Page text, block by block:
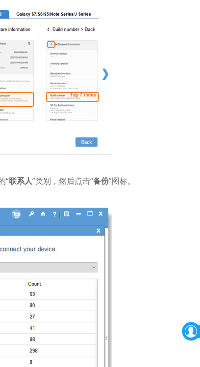
“联系人”类别，然后点击“备份”图标。